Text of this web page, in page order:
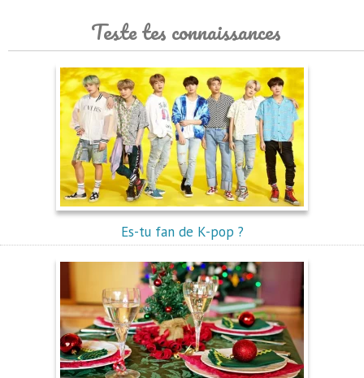
Teste tes connaissances
Es-tu fan de K-pop ?